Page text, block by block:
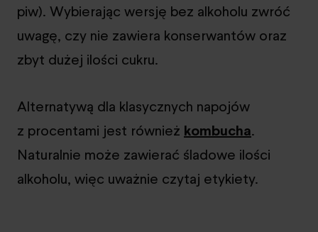
piw). Wybierając wersję bez alkoholu zwróć
uwagę, czy nie zawiera konserwantów oraz
zbyt dużej ilości cukru.
Alternatywą dla klasycznych napojów
z procentami jest również kombucha.
Naturalnie może zawierać śladowe ilości
alkoholu, więc uważnie czytaj etykiety.